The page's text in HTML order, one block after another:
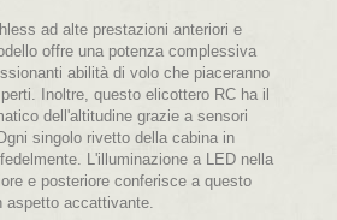
ad alte prestazioni anteriori e
offre una potenza complessiva
abilità di volo che piaceranno
Inoltre, questo elicottero RC ha il
dell'altitudine grazie a sensori
singolo rivetto della cabina in
L'illuminazione a LED nella
e posteriore conferisce a questo
accattivante.